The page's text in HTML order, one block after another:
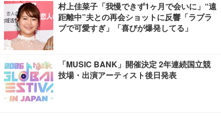
村上佳菜子「我慢できず1ヶ月で会いに」“遠
距離中”夫との再会ショットに反響「ラブラ
ブで可愛すぎ」「喜びが爆発してる」
「MUSIC BANK」開催決定 2年連続国立競
技場・出演アーティスト後日発表